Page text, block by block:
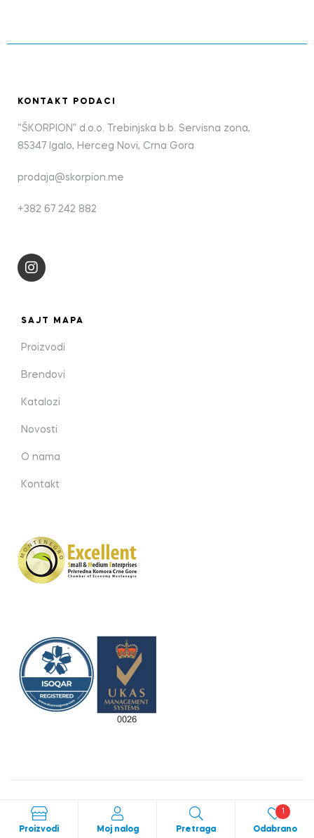
KONTAKT PODACI
“ŠKORPION” d.o.o. Trebinjska b.b. Servisna zona,
85347 Igalo, Herceg Novi, Crna Gora
prodaja@skorpion.me
+382 67 242 882
SAJT MAPA
Proizvodi
Brendovi
Katalozi
Novosti
O nama
Kontakt
Crafted with love by bild studio
Proizvodi Moj nalog Pretraga Odabrano
1